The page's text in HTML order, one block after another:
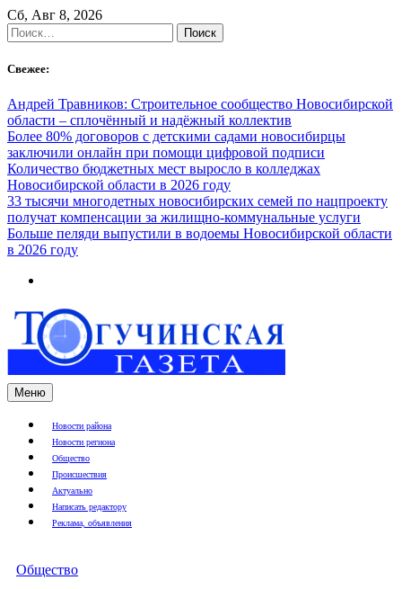
Skip
to
content
Сб, Авг 8, 2026
Найти:
Свежее:
Андрей Травников: Строительное сообщество Новосибирской
области – сплочённый и надёжный коллектив
Более 80% договоров с детскими садами новосибирцы
заключили онлайн при помощи цифровой подписи
Количество бюджетных мест выросло в колледжах
Новосибирской области в 2026 году
33 тысячи многодетных новосибирских семей по нацпроекту
получат компенсации за жилищно-коммунальные услуги
Больше пеляди выпустили в водоемы Новосибирской области
в 2026 году
Меню
Новости района
Новости региона
Общество
Происшествия
Актуально
Написать редактору
Реклама, объявления
Общество